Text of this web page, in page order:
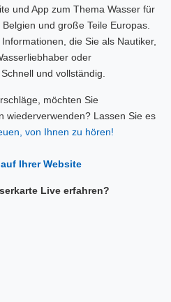
und App zum Thema Wasser für
und große Teile Europas.
die Sie als Nautiker,
oder
und vollständig.
möchten Sie
wiederverwenden? Lassen Sie es
von Ihnen zu hören!
Ihrer Website
Live erfahren?